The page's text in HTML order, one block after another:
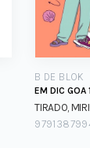
B DE BLOK
EM DIC GOA
TIRADO,